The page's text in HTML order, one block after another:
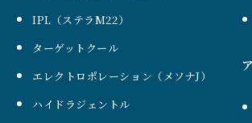
IPL（ステラM22）
ターゲットクール
エレクトロポレーション（メソナJ）
ハイドラジェントル